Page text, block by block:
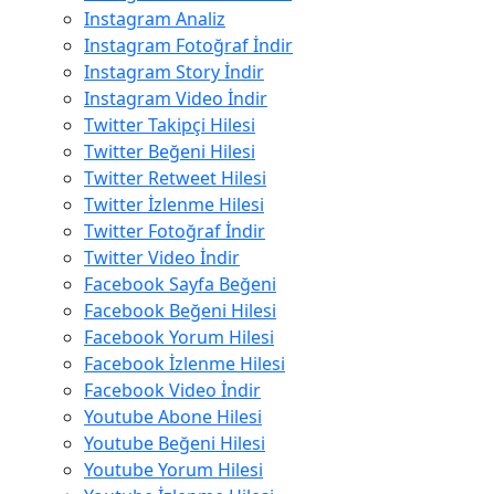
Instagram Analiz
Instagram Fotoğraf İndir
Instagram Story İndir
Instagram Video İndir
Twitter Takipçi Hilesi
Twitter Beğeni Hilesi
Twitter Retweet Hilesi
Twitter İzlenme Hilesi
Twitter Fotoğraf İndir
Twitter Video İndir
Facebook Sayfa Beğeni
Facebook Beğeni Hilesi
Facebook Yorum Hilesi
Facebook İzlenme Hilesi
Facebook Video İndir
Youtube Abone Hilesi
Youtube Beğeni Hilesi
Youtube Yorum Hilesi